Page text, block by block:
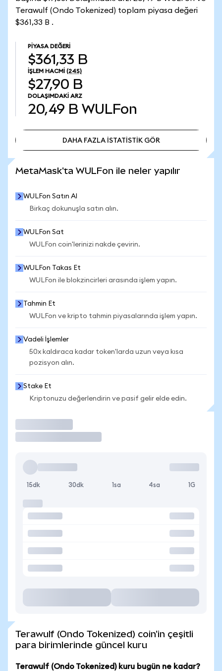
Terawulf (Ondo Tokenized) toplam piyasa değeri
$361,33 B .
PIYASA DEĞERI
$361,33 B
İŞLEM HACMI (24S)
$27,90 B
DOLAŞIMDAKI ARZ
20,49 B WULFon
DAHA FAZLA İSTATİSTİK GÖR
MetaMask'ta WULFon ile neler yapılır
WULFon Satın Al
Birkaç dokunuşla satın alın.
WULFon Sat
WULFon coin'lerinizi nakde çevirin.
WULFon Takas Et
WULFon ile blokzincirleri arasında işlem yapın.
Tahmin Et
WULFon ve kripto tahmin piyasalarında işlem yapın.
Vadeli İşlemler
50x kaldıraca kadar token'larda uzun veya kısa
pozisyon alın.
Stake Et
Kriptonuzu değerlendirin ve pasif gelir elde edin.
15dk 30dk 1sa 4sa 1G
Terawulf (Ondo Tokenized) coin'in çeşitli
para birimlerinde güncel kuru
Terawulf (Ondo Tokenized) kuru bugün ne kadar?